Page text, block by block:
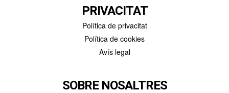
PRIVACITAT
Política de privacitat
Política de cookies
Avís legal
SOBRE NOSALTRES